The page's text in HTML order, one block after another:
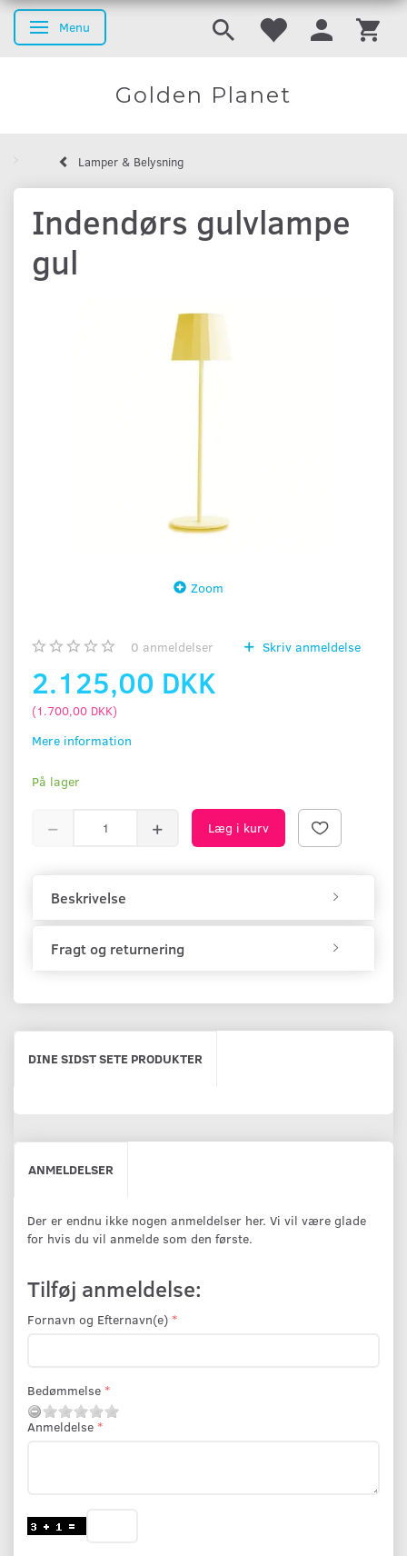
Skifte navigation
Menu
Golden Planet
Lamper & Belysning
Indendørs gulvlampe
gul
Zoom
0 anmeldelser Skriv anmeldelse
2.125,00 DKK
(1.700,00 DKK)
Mere information
På lager
Læg i kurv
Beskrivelse
Fragt og returnering
DINE SIDST SETE PRODUKTER
ANMELDELSER
Der er endnu ikke nogen anmeldelser her. Vi vil være glade
for hvis du vil anmelde som den første.
Tilføj anmeldelse:
Fornavn og Efternavn(e)
Bedømmelse
Anmeldelse